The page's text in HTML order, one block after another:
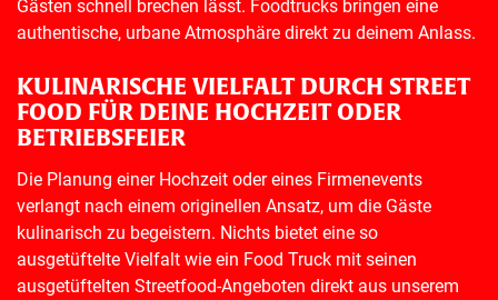
Gästen schnell brechen lässt. Foodtrucks bringen eine
authentische, urbane Atmosphäre direkt zu deinem Anlass.
KULINARISCHE VIELFALT DURCH STREET
FOOD FÜR DEINE HOCHZEIT ODER
BETRIEBSFEIER
Die Planung einer Hochzeit oder eines Firmenevents
verlangt nach einem originellen Ansatz, um die Gäste
kulinarisch zu begeistern. Nichts bietet eine so
ausgetüftelte Vielfalt wie ein Food Truck mit seinen
ausgetüftelten Streetfood-Angeboten direkt aus unserem